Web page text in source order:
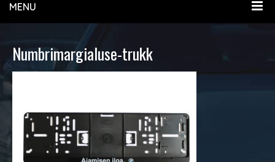
MENU
Numbrimargialuse-trukk